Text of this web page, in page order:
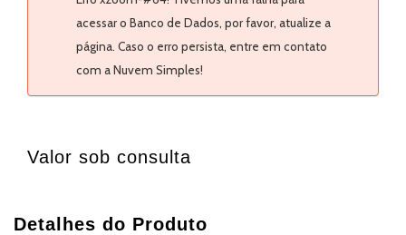
acessar o Banco de Dados, por favor, atualize a
página. Caso o erro persista, entre em contato
com a Nuvem Simples!
Valor sob consulta
Detalhes do Produto